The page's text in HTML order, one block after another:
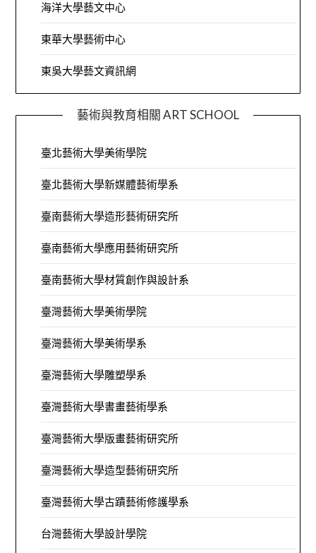
海洋大學藝文中心
東華大學藝術中心
東吳大學藝文資訊網
藝術與教育相關 ART SCHOOL
臺北藝術大學美術學院
臺北藝術大學新媒體藝術學系
臺南藝術大學造形藝術研究所
臺南藝術大學應用藝術研究所
臺南藝術大學材質創作與設計系
臺灣藝術大學美術學院
臺灣藝術大學美術學系
臺灣藝術大學雕塑學系
臺灣藝術大學書畫藝術學系
臺灣藝術大學版畫藝術研究所
臺灣藝術大學造型藝術研究所
臺灣藝術大學古蹟藝術修護學系
台灣藝術大學設計學院